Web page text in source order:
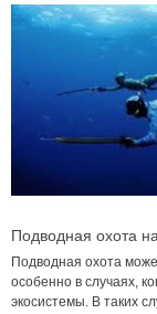
Подводная охота
Подводная охота
особенно в случаях,
экосистемы. В таких